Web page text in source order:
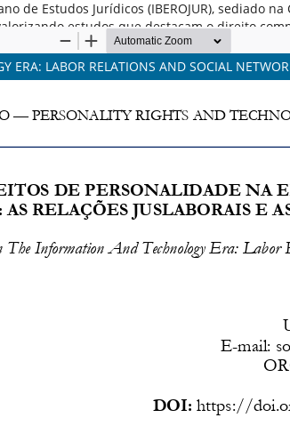
de Estudos Jurídicos (IBEROJUR), sediado
estudos que destacam o direito
ERA: LABOR RELATIONS AND SOCIAL